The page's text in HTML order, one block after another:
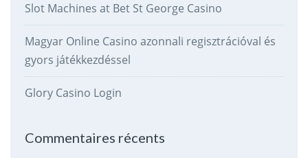
Slot Machines at Bet St George Casino
Magyar Online Casino azonnali regisztrációval és
gyors játékkezdéssel
Glory Casino Login
Commentaires récents